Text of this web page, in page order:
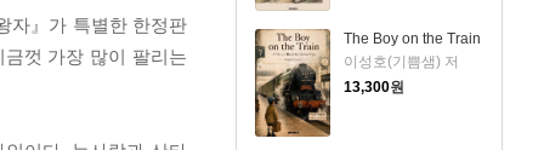
The Boy on the Train
이성호(기쁨샘) 저
13,300원
자』가 특별한 한정판
껏 가장 많이 팔리는